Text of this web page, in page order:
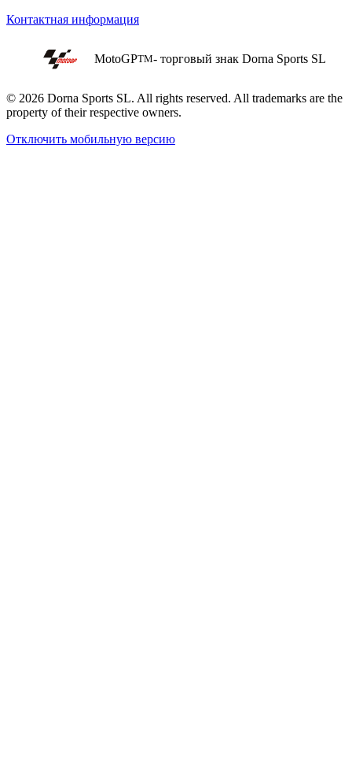
Контактная информация
MotoGPTM- торговый знак Dorna Sports SL
© 2026 Dorna Sports SL. All rights reserved. All trademarks are the
property of their respective owners.
Отключить мобильную версию